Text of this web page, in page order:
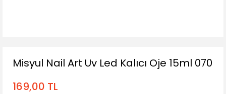
Misyul Nail Art Uv Led Kalıcı Oje 15ml 070
169,00 TL